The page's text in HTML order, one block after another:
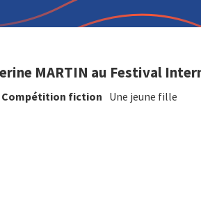
MARTIN au Festival
Compétition fiction Une jeune fille